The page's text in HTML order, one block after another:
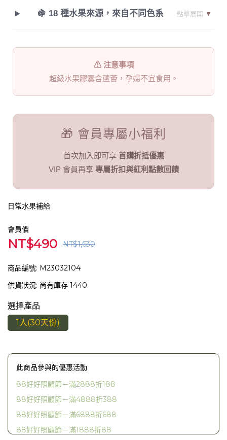
🍇 18 種水果來源，來自不同色系 點擊展開 ▼
⚠ 注意事項
超級水果膠囊含蘆薈，孕婦不宜食用。
🎁 會員專屬小福利
首次加入即可享 首購折抵優惠
VIP 會員再享 專屬折扣與紅利點數回饋
日常水果補給
會員價
NT$490 NT$1,630
商品編號: M23032104
供貨狀況: 尚有庫存 1440
選擇產品
1入(30天份)
此商品參與的優惠活動
88好好照顧節－滿2888折188
88好好照顧節－滿4888折388
88好好照顧節－滿6888折688
88好好照顧節－滿1888折88